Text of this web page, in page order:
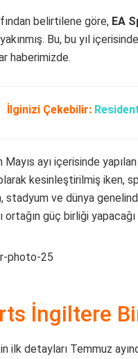
belirtilene göre, EA
Bu, bu yıl
haberimizde.
İlginizi Çekebilir:
Mayıs ayı içerisinde
kesinleştirilmiş iken,
stadyum ve dünya
güç birliği yapacağı
İngiltere
ilk detayları Temmuz